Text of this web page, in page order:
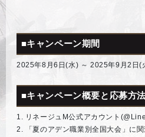
■キャンペーン期間
2025年8月6日(水) ～ 2025年9月2日(
■キャンペーン概要と応募方
1. リネージュM公式アカウント
2. 「夏のアデン職業別全国大会」に